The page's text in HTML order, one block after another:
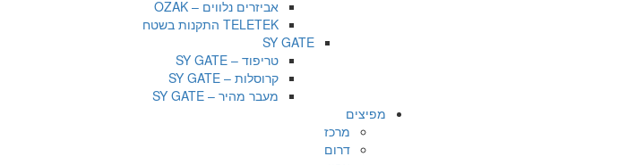
אביזרים נלווים – OZAK
TELETEK התקנות בשטח
SY GATE
טריפוד – SY GATE
קרוסלות – SY GATE
מעבר מהיר – SY GATE
מפיצים
מרכז
דרום